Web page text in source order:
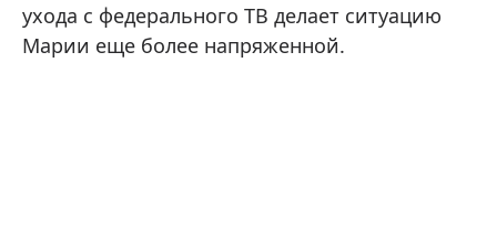
ухода с федерального ТВ делает ситуацию
Марии еще более напряженной.